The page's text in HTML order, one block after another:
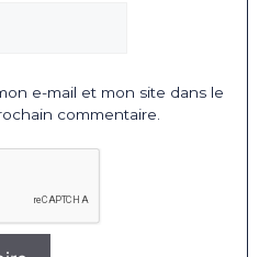
e-mail et mon site dans le
commentaire.